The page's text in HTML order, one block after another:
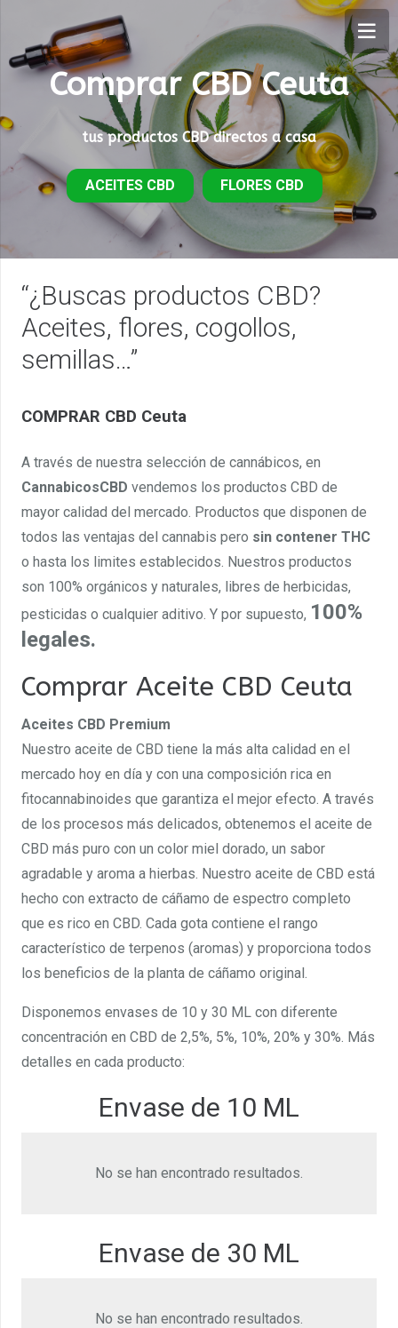
Comprar CBD Ceuta
tus productos CBD directos a casa
ACEITES CBD FLORES CBD
“¿Buscas productos CBD?
Aceites, flores, cogollos,
semillas…”
COMPRAR CBD Ceuta
A través de nuestra selección de cannábicos, en
CannabicosCBD vendemos los productos CBD de
mayor calidad del mercado. Productos que disponen de
todos las ventajas del cannabis pero sin contener THC
o hasta los limites establecidos. Nuestros productos
son 100% orgánicos y naturales, libres de herbicidas,
pesticidas o cualquier aditivo. Y por supuesto, 100%
legales.
Comprar Aceite CBD Ceuta
Aceites CBD Premium
Nuestro aceite de CBD tiene la más alta calidad en el
mercado hoy en día y con una composición rica en
fitocannabinoides que garantiza el mejor efecto. A través
de los procesos más delicados, obtenemos el aceite de
CBD más puro con un color miel dorado, un sabor
agradable y aroma a hierbas. Nuestro aceite de CBD está
hecho con extracto de cáñamo de espectro completo
que es rico en CBD. Cada gota contiene el rango
característico de terpenos (aromas) y proporciona todos
los beneficios de la planta de cáñamo original.
Disponemos envases de 10 y 30 ML con diferente
concentración en CBD de 2,5%, 5%, 10%, 20% y 30%. Más
detalles en cada producto:
Envase de 10 ML
No se han encontrado resultados.
Envase de 30 ML
No se han encontrado resultados.